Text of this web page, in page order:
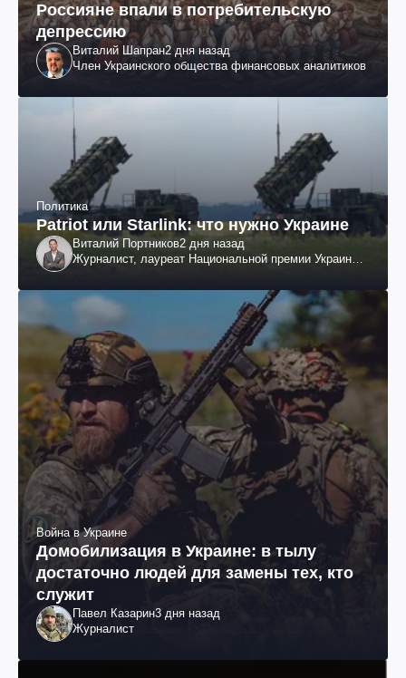
Россияне впали в потребительскую
депрессию
Виталий Шапран2 дня назад
Член Украинского общества финансовых аналитиков
Политика
Patriot или Starlink: что нужно Украине
Виталий Портников2 дня назад
Журналист, лауреат Национальной премии Украины
Война в Украине
Домобилизация в Украине: в тылу
достаточно людей для замены тех, кто
служит
Павел Казарин3 дня назад
Журналист